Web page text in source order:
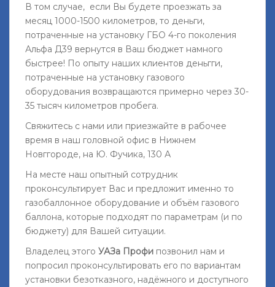
В том случае, если Вы будете проезжать за
месяц 1000-1500 километров, то деньги,
потраченные на установку ГБО 4-го поколения
Альфа Д39 вернутся в Ваш бюджет намного
быстрее! По опыту наших клиентов деньгги,
потраченные на установку газового
оборудования возвращаются примерно через 30-
35 тысяч километров пробега.
Свяжитесь с нами или приезжайте в рабочее
время в наш головной офис в Нижнем
Новггороде, на Ю. Фучика, 130 А
На месте наш опытный сотрудник
проконсультирует Вас и предложит именно то
газобаллонное оборудование и объём газового
баллона, которые подходят по параметрам (и по
бюджету) для Вашей ситуации.
Владелец этого УАЗа Профи позвонил нам и
попросил проконсультировать его по вариантам
установки безотказного, надёжного и доступного